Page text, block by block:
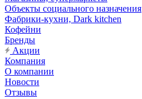
Объекты социального назначения
Фабрики-кухни, Dark kitchen
Кофейни
Бренды
Акции
Компания
О компании
Новости
Отзывы